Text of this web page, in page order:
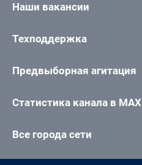
Наши вакансии
Техподдержка
Предвыборная агитация
Статистика канала в MAX
Все города сети